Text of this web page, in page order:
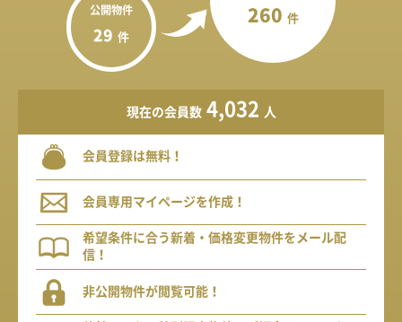
公開物件
29 件
260 件
現在の会員数 4,032 人
会員登録は無料！
会員専用マイページを作成！
希望条件に合う新着・価格変更物件をメール配
信！
非公開物件が閲覧可能！